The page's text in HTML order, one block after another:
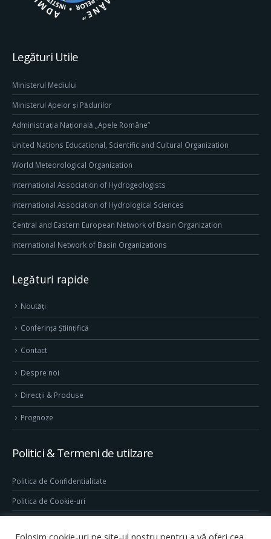
Legături Utile
Ministerul Mediului
Ministerul Apelor și Pădurilor
Administrația Națională „Apele Române”
United Nations Educational, Scientific and Cultural Organization
World Meteorological Organization
International Association of Hydrogeologists
International Association of Hydrological Sciences
Central and Eastern European Network of Basin Organization
International Network of Basin Organizations
Legături rapide
Noutăți
Conferința Științifică
Contact
Despre noi
Direcţii & Produse
Prognoze
Politici & Termeni de utilzare
Politica de Confidentialitate
Politica de Cookie-uri
Folosim cookie-uri pe site-ul nostru pentru a vă oferi cea